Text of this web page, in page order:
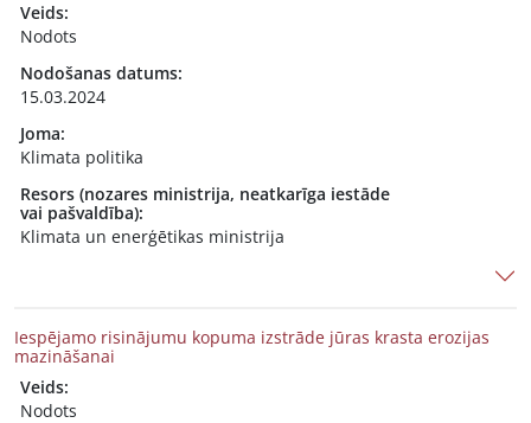
Veids:
Nodots
Nodošanas datums:
15.03.2024
Joma:
Klimata politika
Resors (nozares ministrija, neatkarīga iestāde
vai pašvaldība):
Klimata un enerģētikas ministrija
Iespējamo risinājumu kopuma izstrāde jūras krasta erozijas
mazināšanai
Veids:
Nodots